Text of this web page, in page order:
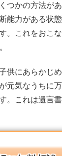
つかの方法が
能力がある状
。これをおこ
供にあらかじ
元気なうちに
。これは遺言